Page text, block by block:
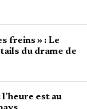
freins » : Le
du drame de
est au